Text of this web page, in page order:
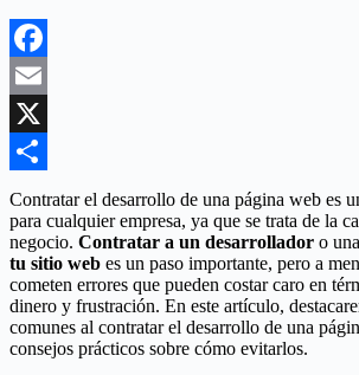
Facebook
Email
X
Compartir
Contratar el desarrollo de una página web es
para cualquier empresa, ya que se trata de la
negocio. Contratar a un desarrollador o una
tu sitio web es un paso importante, pero a
cometen errores que pueden costar caro en
dinero y frustración. En este artículo,
comunes al contratar el desarrollo de una
consejos prácticos sobre cómo evitarlos.